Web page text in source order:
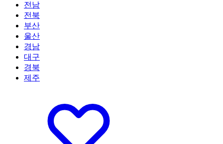
전남
전북
부산
울산
경남
대구
경북
제주